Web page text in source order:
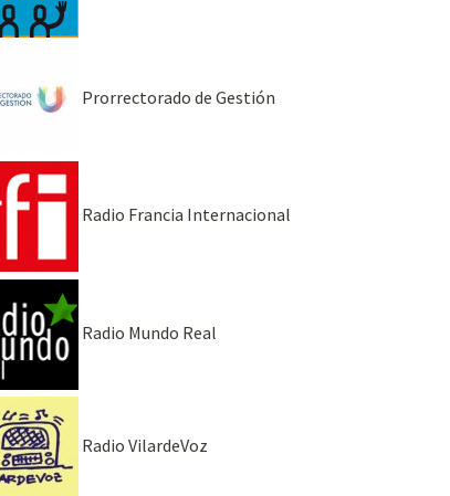
Prorrectorado de Gestión
Radio Francia Internacional
Radio Mundo Real
Radio VilardeVoz